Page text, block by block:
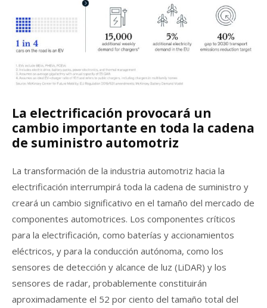
La electrificación provocará un
cambio importante en toda la cadena
de suministro automotriz
La transformación de la industria automotriz hacia la
electrificación interrumpirá toda la cadena de suministro y
creará un cambio significativo en el tamaño del mercado de
componentes automotrices. Los componentes críticos
para la electrificación, como baterías y accionamientos
eléctricos, y para la conducción autónoma, como los
sensores de detección y alcance de luz (LiDAR) y los
sensores de radar, probablemente constituirán
aproximadamente el 52 por ciento del tamaño total del